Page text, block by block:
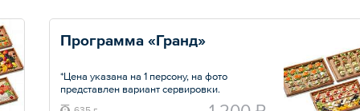
Программа «Гранд»
*Цена указана на 1 персону, на фото
представлен вариант сервировки.